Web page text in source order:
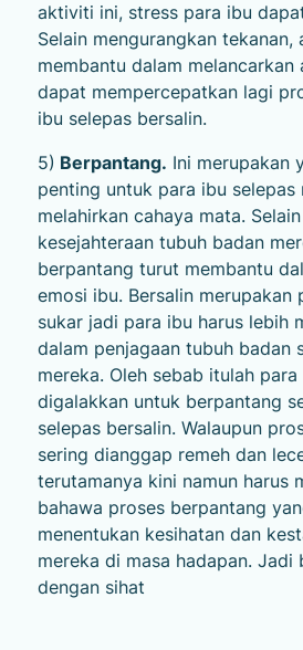
aktiviti ini, stress para ibu
Selain mengurangkan
membantu dalam melancarkan
dapat mempercepatkan lagi
ibu selepas bersalin.
5) Berpantang. Ini merupakan
penting untuk para ibu selepas
melahirkan cahaya mata.
kesejahteraan tubuh badan
berpantang turut membantu
emosi ibu. Bersalin merupakan
sukar jadi para ibu harus lebih
dalam penjagaan tubuh badan
mereka. Oleh sebab itulah
digalakkan untuk berpantang
selepas bersalin. Walaupun
sering dianggap remeh dan
terutamanya kini namun harus
bahawa proses berpantang
menentukan kesihatan dan
mereka di masa hadapan. Jadi
dengan sihat